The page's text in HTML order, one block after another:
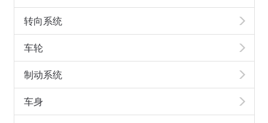
转向系统
车轮
制动系统
车身